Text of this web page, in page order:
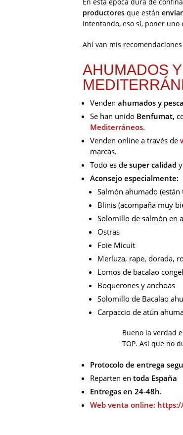
En esta época dura de
productores que están
Intentando, eso sí, poner uno
Ahí van mis recomendaciones
AHUMADOS
Venden ahumados y
Se han unido Benfumat,
Mediterráneos.
Venden online a través de
marcas.
Todo es de super calidad
Aconsejo especialmente:
Salmón ahumado
Blinis (acompaña muy
Solomillo de salmón en
Ostras
Foie Micuit
Merluza, rape, dorada,
Lomos de bacalao
Boquerones y anchoas
Solomillo de Bacalao
Carpaccio de atún
Bueno la verdad
TOP. Así que no
Protocolo de entrega
Reparten en toda España
Entregas en 24-48h.
Web venta online: